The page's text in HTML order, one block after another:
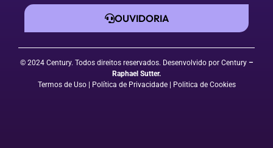
OUVIDORIA
© 2024 Century. Todos direitos reservados. Desenvolvido por Century –
Raphael Sutter.
Termos de Uso
| Política de Privacidade| Politica de Cookies